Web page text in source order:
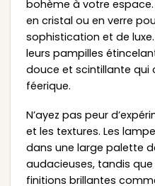
bohème à votre
en cristal ou en verre
sophistication et de
leurs pampilles
douce et scintillante qui
féerique.
N’ayez pas peur
et les textures. Les
dans une large palette
audacieuses, tandis
finitions brillantes